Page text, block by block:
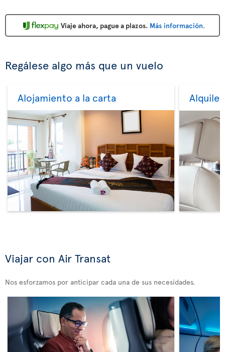
Viaje ahora, pague a plazos. Más información.
Regálese algo más que un vuelo
Alojamiento a la carta
Viajar con Air Transat
Nos esforzamos por anticipar cada una de sus necesidades.